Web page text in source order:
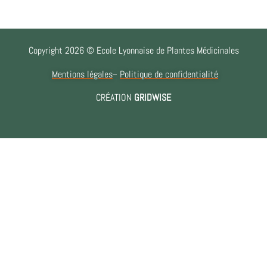
Copyright 2026 © Ecole Lyonnaise de Plantes Médicinales
Mentions légales
Politique de confidentialité
CRÉATION GRIDWISE